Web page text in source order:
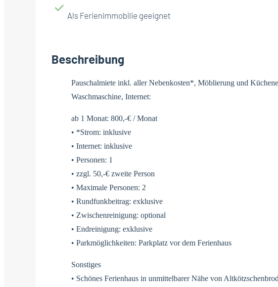
Als Ferienimmobilie geeignet
Beschreibung
Pauschalmiete inkl. aller Nebenkosten*, Möblierung und
Waschmaschine, Internet:
ab 1 Monat: 800,-€ / Monat
• *Strom: inklusive
• Internet: inklusive
• Personen: 1
• zzgl. 50,-€ zweite Person
• Maximale Personen: 2
• Rundfunkbeitrag: exklusive
• Zwischenreinigung: optional
• Endreinigung: exklusive
• Parkmöglichkeiten: Parkplatz vor dem Ferienhaus
Sonstiges
• Schönes Ferienhaus in unmittelbarer Nähe von